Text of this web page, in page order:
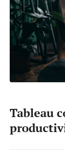
Tableau